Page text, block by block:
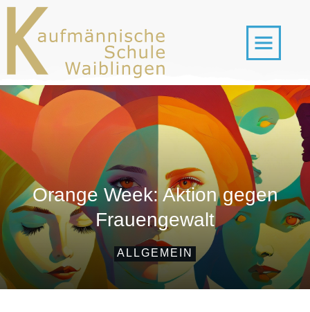
Orange Week: Aktion gegen
Frauengewalt
ALLGEMEIN